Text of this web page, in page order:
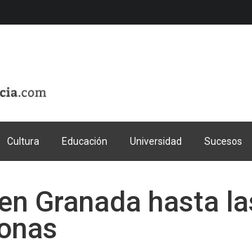
Cultura Educación Universidad Sucesos
Granada hasta